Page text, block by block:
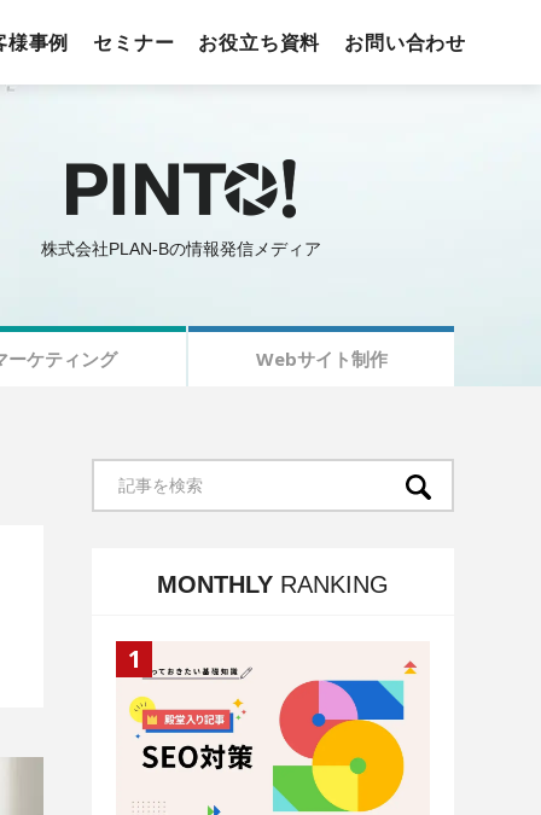
様事例 セミナー お役立ち資料 お問い合わせ
株式会社PLAN-Bの情報発信メディア
ーケティング Webサイト制作
MONTHLY RANKING